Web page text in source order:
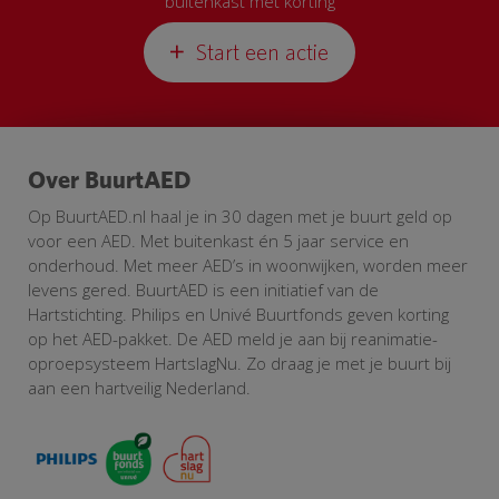
Start een actie
Over BuurtAED
Op BuurtAED.nl haal je in 30 dagen met je buurt geld op
voor een AED. Met buitenkast én 5 jaar service en
onderhoud. Met meer AED’s in woonwijken, worden meer
levens gered. BuurtAED is een initiatief van de
Hartstichting. Philips en Univé Buurtfonds geven korting
op het AED-pakket. De AED meld je aan bij reanimatie-
oproepsysteem HartslagNu. Zo draag je met je buurt bij
aan een hartveilig Nederland.